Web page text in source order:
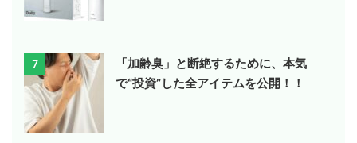
7
「加齢臭」と断絶するために、本気
で“投資”した全アイテムを公開！！